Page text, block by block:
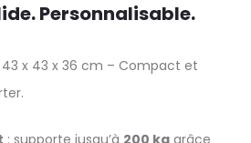
Personnalisable.
43 x 43 x 36 cm – Compact et
: supporte jusqu’à 200 kg grâce